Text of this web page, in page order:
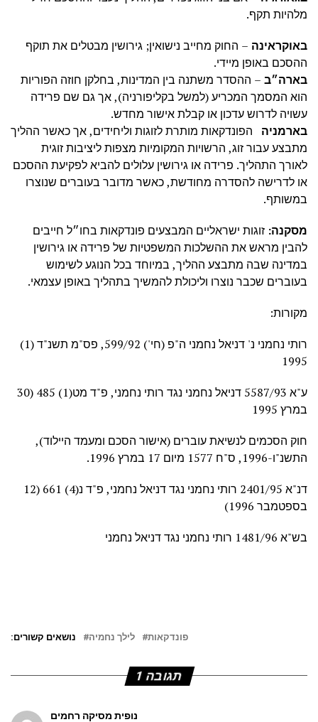
מלהיות תקף.
באוקראינה – החוק מחייב נישואין; גירושין מבטלים את תוקף
ההסכם באופן מיידי.
בארה״ב – ההסדר משתנה בין המדינות, בחלקן חוזה הפוריות
הוא המסמך המכריע (למשל בקליפורניה), אך גם שם פרידה
עשויה לדרוש עדכון או קבלת אישור מחדש.
בארמניה הפונדקאות מותרת לזוגות וליחידים, אך כאשר ההליך
מתבצע עבור זוג, הרשויות המקומיות מצפות ליציבות זוגית
לאורך התהליך. פרידה או גירושין עלולים להביא לפקיעת ההסכם
או לדרישה להסדרה מחודשת, כאשר מדובר בעוברים שנוצרו
במשותף.
מסקנה: זוגות ישראליים המבצעים פונדקאות בחו״ל חייבים
להבין מראש את ההשלכות המשפטיות של פרידה או גירושין
במדינה שבה מתבצע ההליך, במיוחד בכל הנוגע לשימוש
בעוברים שכבר נוצרו וליכולת להמשיך בתהליך באופן עצמאי.
מקורות:
רותי נחמני נ' דניאל נחמני ה"פ (חי') 599/92, פס"מ תשנ"ד (1)
1995
ע"א 5587/93 דניאל נחמני נגד רותי נחמני, פ"ד מט(1) 485 (30
במרץ 1995
חוק הסכמים לנשיאת עוברים (אישור הסכם ומעמד היילוד),
התשנ"ו-1996, ס"ח 1577 מיום 17 במרץ 1996.
דנ"א 2401/95 רותי נחמני נגד דניאל נחמני, פ"ד נ(4) 661 (12
בספטמבר 1996)
בש"א 1481/96 רותי נחמני נגד דניאל נחמני
נושאים קשורים: לילך נחמיה פונדקאות
תגובה 1
נופית מסיקה רחמים